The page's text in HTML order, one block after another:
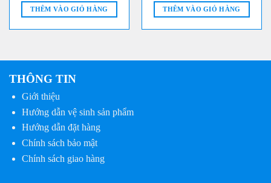
là:
1.200.000 ₫.
THÊM VÀO GIỎ HÀNG
là:
700.000 ₫.
tại
là:
THÊM VÀO GIỎ HÀNG
THÔNG TIN
Giới thiệu
Hướng dẫn vệ sinh sản phẩm
Hướng dẫn đặt hàng
Chính sách bảo mật
Chính sách giao hàng